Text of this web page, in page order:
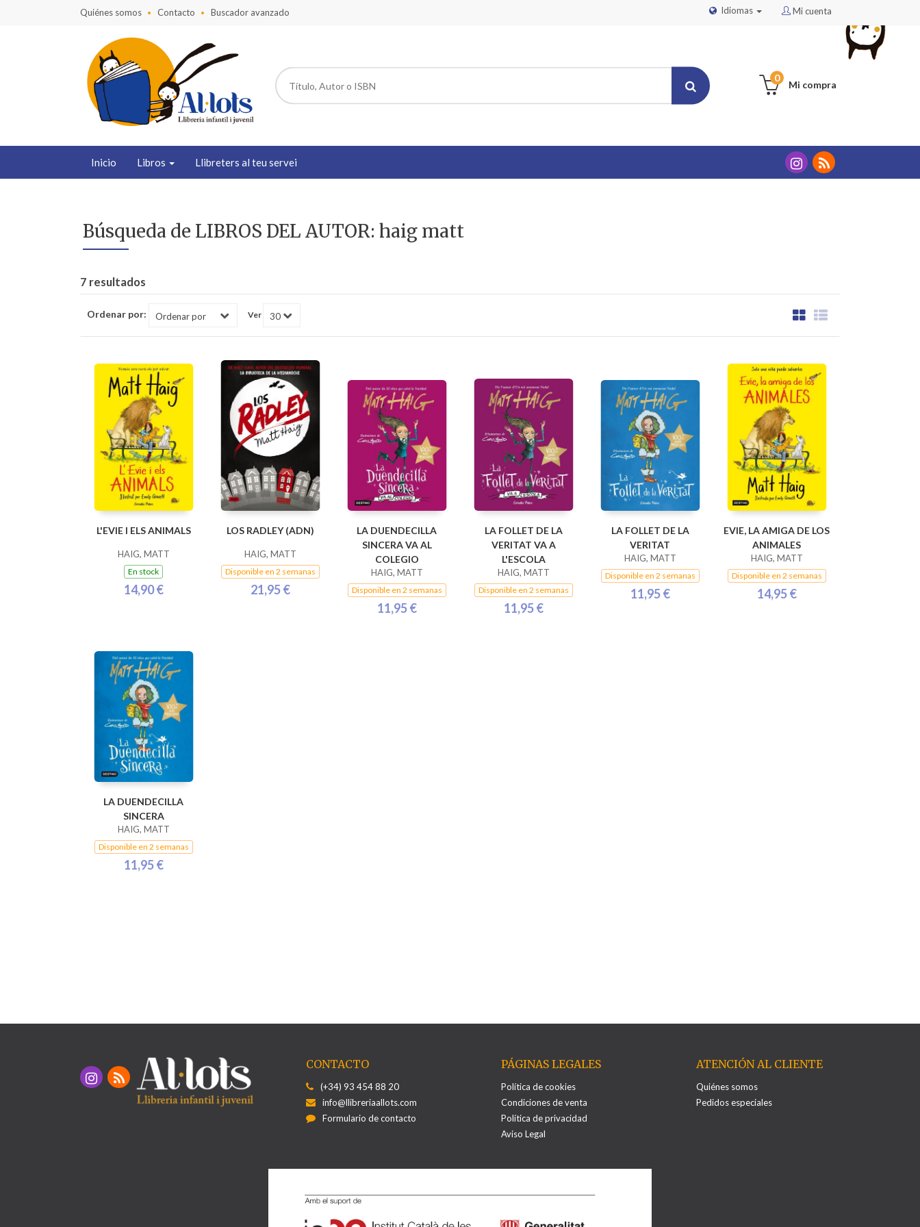
Mi cuenta
Idiomas
Quiénes somos Contacto Buscador avanzado
Mi compra
0
Inicio Libros Llibreters al teu servei
Búsqueda de LIBROS DEL AUTOR: haig matt
7 resultados
Ordenar por: Ver
L'EVIE I ELS ANIMALS
HAIG, MATT
En stock
14,90 €
LOS RADLEY (ADN)
HAIG, MATT
Disponible en 2 semanas
21,95 €
LA DUENDECILLA
SINCERA VA AL
COLEGIO
HAIG, MATT
Disponible en 2 semanas
11,95 €
LA FOLLET DE LA
VERITAT VA A
L'ESCOLA
HAIG, MATT
Disponible en 2 semanas
11,95 €
LA FOLLET DE LA
VERITAT
HAIG, MATT
Disponible en 2 semanas
11,95 €
EVIE, LA AMIGA DE LOS
ANIMALES
HAIG, MATT
Disponible en 2 semanas
14,95 €
LA DUENDECILLA
SINCERA
HAIG, MATT
Disponible en 2 semanas
11,95 €
CONTACTO
(+34) 93 454 88 20
info@llibreriaallots.com
Formulario de contacto
PÁGINAS LEGALES
Política de cookies
Condiciones de venta
Política de privacidad
Aviso Legal
ATENCIÓN AL CLIENTE
Quiénes somos
Pedidos especiales